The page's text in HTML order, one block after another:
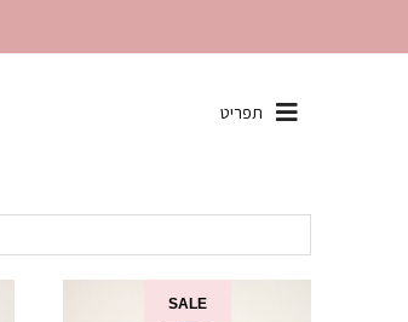
תפריט
SALE